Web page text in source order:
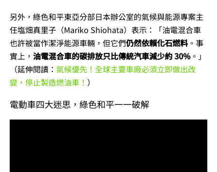
另外，綠色和平東亞分部日本辦公室的氣候與能源專案主
任塩畑真里子（Mariko Shiohata）表示：「油電混合車
也許被當作潔淨能源車輛 ，但它們仍然依賴化石燃料。事
實上， 油電混合車的碳排放只比傳統汽車減少約 30% 。」
（延伸閱讀： 氣候優先！全球主要車廠必須立即做出改
變，停止製造燃油車！ ）
電動車四大迷思，綠色和平一一破解